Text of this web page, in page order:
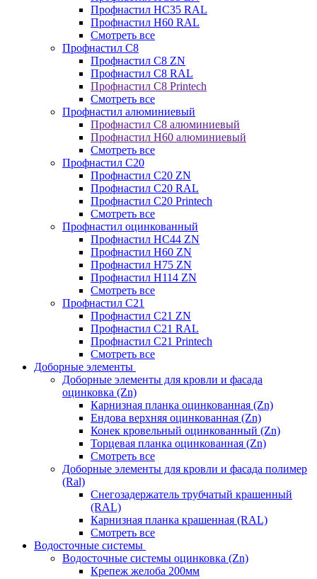
Профнастил НС35 RAL
Профнастил Н60 RAL
Смотреть все
Профнастил C8
Профнастил С8 ZN
Профнастил С8 RAL
Профнастил С8 Printech
Смотреть все
Профнастил алюминиевый
Профнастил С8 алюминиевый
Профнастил Н60 алюминиевый
Смотреть все
Профнастил C20
Профнастил С20 ZN
Профнастил С20 RAL
Профнастил С20 Printech
Смотреть все
Профнастил оцинкованный
Профнастил НС44 ZN
Профнастил Н60 ZN
Профнастил Н75 ZN
Профнастил Н114 ZN
Смотреть все
Профнастил C21
Профнастил С21 ZN
Профнастил С21 RAL
Профнастил С21 Printech
Смотреть все
Доборные элементы
Доборные элементы для кровли и фасада
оцинковка (Zn)
Карнизная планка оцинкованная (Zn)
Ендова верхняя оцинкованная (Zn)
Конек кровельный оцинкованный (Zn)
Торцевая планка оцинкованная (Zn)
Смотреть все
Доборные элементы для кровли и фасада полимер
(Ral)
Снегозадержатель трубчатый крашенный
(RAL)
Карнизная планка крашенная (RAL)
Смотреть все
Водосточные системы
Водосточные системы оцинковка (Zn)
Крепеж желоба 200мм